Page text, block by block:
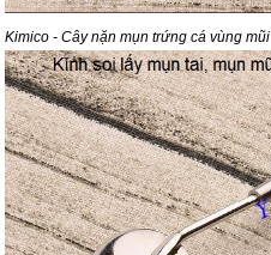
Kimico - Cây nặn mụn trứng cá vùng mũi